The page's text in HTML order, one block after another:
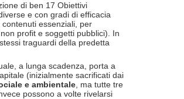
di ben 17 Obiettivi
e con gradi di efficacia
essenziali, per
profit e soggetti pubblici). In
traguardi della predetta
a lunga scadenza, porta a
(inizialmente sacrificati dai
e ambientale , ma tutte tre
possono a volte rivelarsi